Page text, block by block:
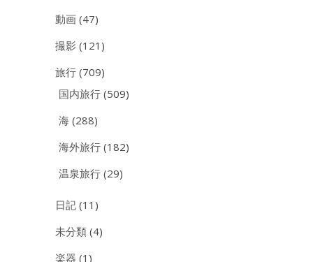
動画 (47)
撮影 (121)
旅行 (709)
国内旅行 (509)
海 (288)
海外旅行 (182)
温泉旅行 (29)
日記 (11)
未分類 (4)
楽器 (1)